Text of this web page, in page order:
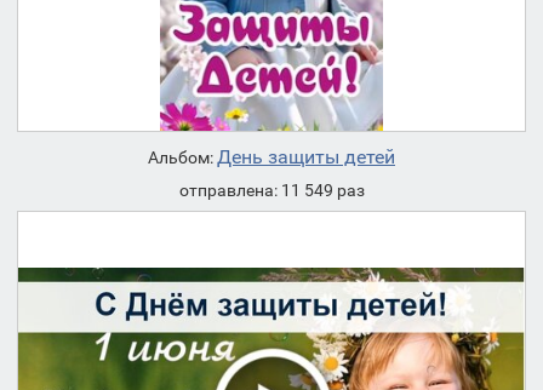
Альбом:День защиты детей
отправлена: 11 549 раз